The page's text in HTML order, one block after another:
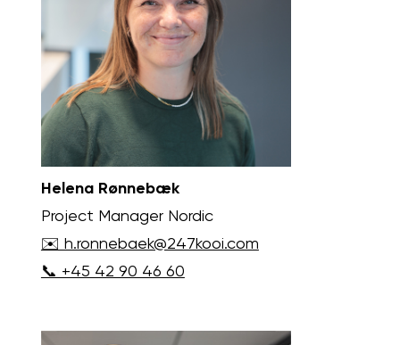
Helena Rønnebæk
Project Manager Nordic
✉️ h.ronnebaek@247kooi.com
📞 +45 42 90 46 60